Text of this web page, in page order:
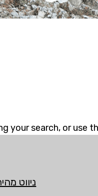
your search, or use
ניווט